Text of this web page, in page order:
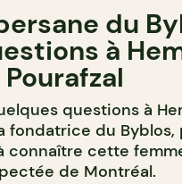
du
à
Pourafzal
questions à
fondatrice du Byblos,
connaître cette
de Montréal.